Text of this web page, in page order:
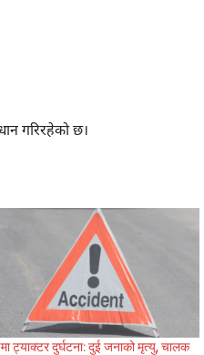
गरिरहेको छ।
ट्याक्टर दुर्घटना: दुई जनाको मृत्यु, चालक